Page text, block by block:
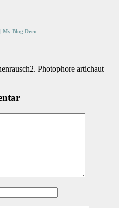
My Blog Deco
Photophore artichaut